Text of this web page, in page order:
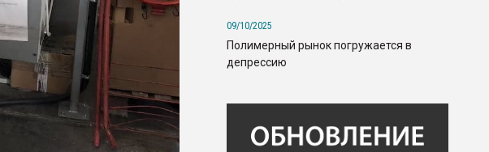
09/10/2025
Полимерный рынок погружается в
депрессию